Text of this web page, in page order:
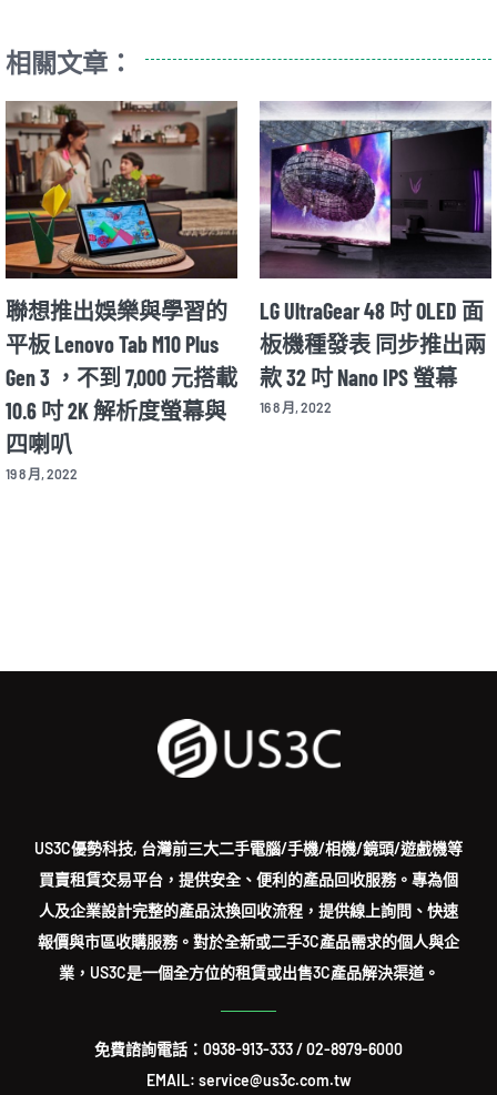
相關文章：
聯想推出娛樂與學習的
平板 Lenovo Tab M10 Plus
Gen 3 ，不到 7,000 元搭載
10.6 吋 2K 解析度螢幕與
四喇叭
19 8 月, 2022
LG UltraGear 48 吋 OLED 面
板機種發表 同步推出兩
款 32 吋 Nano IPS 螢幕
16 8 月, 2022
US3C優勢科技, 台灣前三大二手電腦/手機/相機/鏡頭/遊戲機等
買賣租賃交易平台，提供安全、便利的產品回收服務。專為個
人及企業設計完整的產品汰換回收流程，提供線上詢問、快速
報價與市區收購服務。對於全新或二手3C產品需求的個人與企
業，US3C是一個全方位的租賃或出售3C產品解決渠道。
免費諮詢電話： 0938-913-333/02-8979-6000
EMAIL: service@us3c.com.tw